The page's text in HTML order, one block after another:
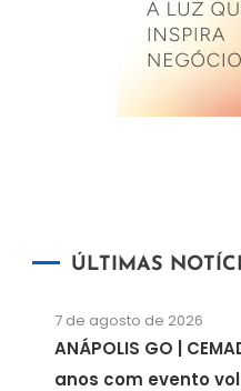
ÚLTIMAS
7 de agosto de 2026
ANÁPOLIS GO |
anos com evento